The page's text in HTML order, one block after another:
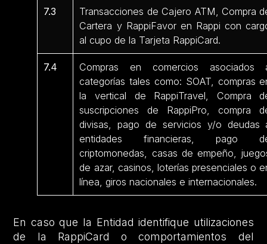
7.3
Transacciones de Cajero ATM, Compra
Cartera y RappiFavor en Rappi con
al cupo de la Tarjeta RappiCard.
7.4
Compras en comercios asociados
categorías tales como: SOAT, compras
la vertical de RappiTravel, Compra
suscripciones de RappiPro, compra
divisas, pago de servicios y/o deudas
entidades financieras, pago
criptomonedas, casas de empeño,
de azar, casinos, loterías presenciales o
línea, giros nacionales e internacionales.
En caso que la Entidad identifique utilizaciones
de la RappiCard o comportamientos del